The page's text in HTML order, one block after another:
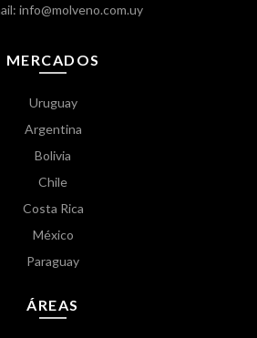
info@molveno.com.uy
MERCADOS
Uruguay
Argentina
Bolivia
Chile
Costa Rica
México
Paraguay
ÁREAS